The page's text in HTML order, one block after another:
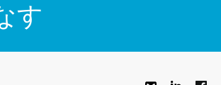
す